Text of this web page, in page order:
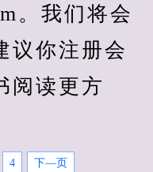
。我们将会
议你注册会
阅读更方
4 下—页